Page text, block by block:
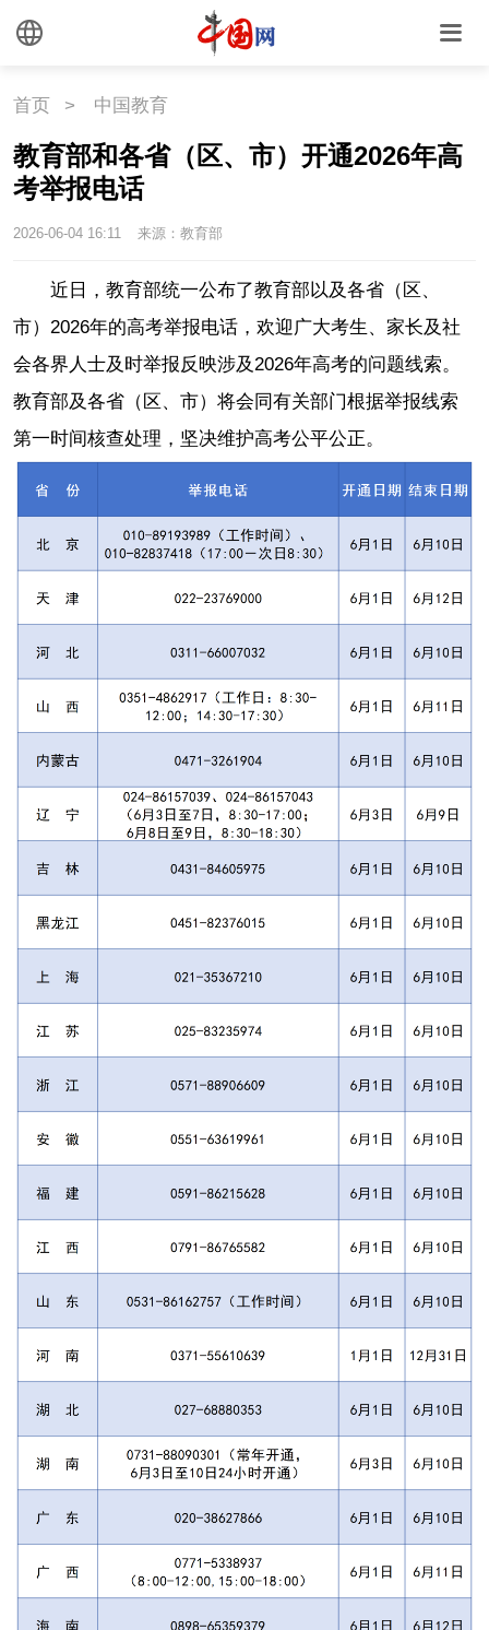
首页 > 中国教育
教育部和各省（区、市）开通2026年高
考举报电话
2026-06-04 16:11 来源：教育部
近日，教育部统一公布了教育部以及各省（区、
市）2026年的高考举报电话，欢迎广大考生、家长及社
会各界人士及时举报反映涉及2026年高考的问题线索。
教育部及各省（区、市）将会同有关部门根据举报线索
第一时间核查处理，坚决维护高考公平公正。